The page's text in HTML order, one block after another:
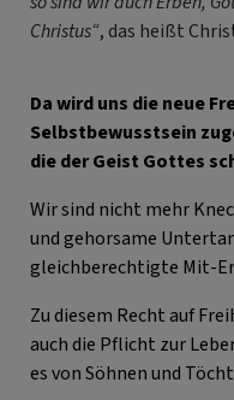
Christus“, das heißt
Da wird uns die neue
Selbstbewusstsein
die der Geist Gottes
Wir sind nicht mehr
und gehorsame
gleichberechtigte Mit-
Zu diesem Recht auf
auch die Pflicht zur
es von Söhnen und